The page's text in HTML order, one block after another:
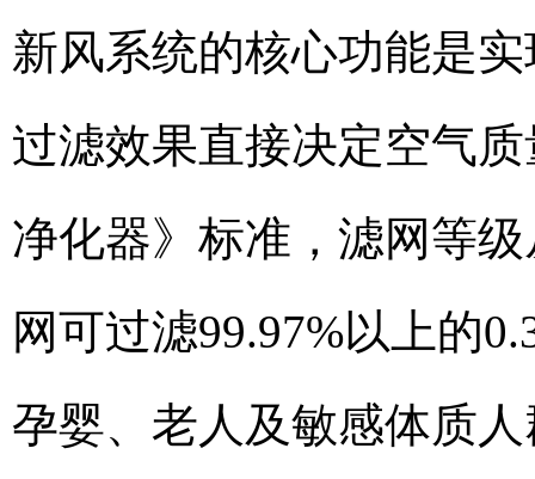
新风系统的核心功能是
过滤效果直接决定空气
净化器》标准，滤网等
网可过滤99.97%以上的
孕婴、老人及敏感体质